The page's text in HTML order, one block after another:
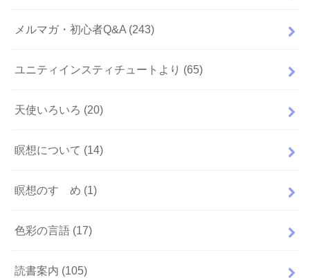
メルマガ・初心者Q&A (243)
ユニティインスティチュートより (65)
天使いろいろ (20)
瞑想について (14)
瞑想のすゝめ (1)
色彩の言語 (17)
読書案内 (105)